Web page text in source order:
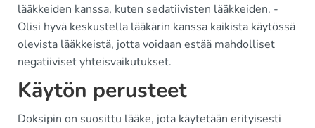
lääkkeiden kanssa, kuten sedatiivisten lääkkeiden. -
Olisi hyvä keskustella lääkärin kanssa kaikista käytössä
olevista lääkkeistä, jotta voidaan estää mahdolliset
negatiiviset yhteisvaikutukset.
Käytön perusteet
Doksipin on suosittu lääke, jota käytetään erityisesti